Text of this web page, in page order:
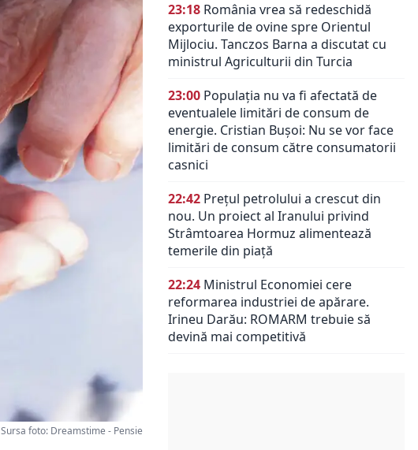
Sursa foto: Dreamstime - Pensie
23:18 România vrea să redeschidă
exporturile de ovine spre Orientul
Mijlociu. Tanczos Barna a discutat cu
ministrul Agriculturii din Turcia
23:00 Populația nu va fi afectată de
eventualele limitări de consum de
energie. Cristian Bușoi: Nu se vor face
limitări de consum către consumatorii
casnici
22:42 Prețul petrolului a crescut din
nou. Un proiect al Iranului privind
Strâmtoarea Hormuz alimentează
temerile din piață
22:24 Ministrul Economiei cere
reformarea industriei de apărare.
Irineu Darău: ROMARM trebuie să
devină mai competitivă